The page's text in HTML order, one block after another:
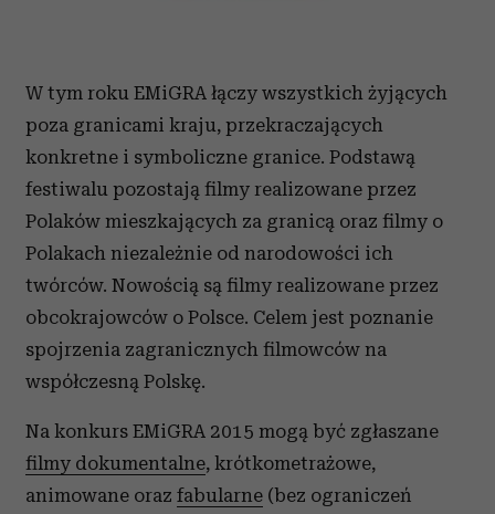
W tym roku EMiGRA łączy wszystkich żyjących
poza granicami kraju, przekraczających
konkretne i symboliczne granice. Podstawą
festiwalu pozostają filmy realizowane przez
Polaków mieszkających za granicą oraz filmy o
Polakach niezależnie od narodowości ich
twórców. Nowością są filmy realizowane przez
obcokrajowców o Polsce. Celem jest poznanie
spojrzenia zagranicznych filmowców na
współczesną Polskę.
Na konkurs EMiGRA 2015 mogą być zgłaszane
filmy dokumentalne, krótkometrażowe,
animowane oraz fabularne (bez ograniczeń